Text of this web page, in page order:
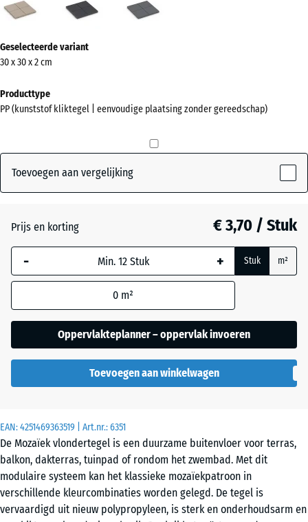
EAN:4251469363519 | Art.nr.:6351
De Mozaïek vlondertegel is een duurzame buitenvloer voor terras,
balkon, dakterras, tuinpad of rondom het zwembad. Met dit
modulaire systeem kan het klassieke mozaïekpatroon in
verschillende kleurcombinaties worden gelegd. De tegel is
vervaardigd uit nieuw polypropyleen, is sterk en onderhoudsarm en
(active)
informatie
over
kleuren?
Vanille(active)
Leisteen
Zilvergrijs
Geselecteerde variant
30 x 30 x 2 cm
Producttype
PP (kunststof kliktegel | eenvoudige plaatsing zonder gereedschap)
Toevoegen aan vergelijking
Prijs en korting € 3,70 / Stuk
- + Stuk m²
0 m²
Oppervlakteplanner – oppervlak invoeren
Toevoegen aan winkelwagen